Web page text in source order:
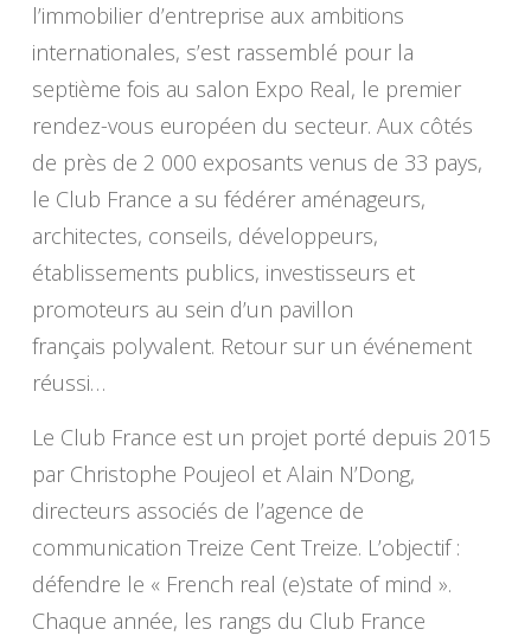
l’immobilier d’entreprise aux ambitions
internationales, s’est rassemblé pour la
septième fois au salon Expo Real, le premier
rendez-vous européen du secteur. Aux côtés
de près de 2 000 exposants venus de 33 pays,
le Club France a su fédérer aménageurs,
architectes, conseils, développeurs,
établissements publics, investisseurs et
promoteurs au sein d’un pavillon
français polyvalent. Retour sur un événement
réussi…
Le Club France est un projet porté depuis 2015
par Christophe Poujeol et Alain N’Dong,
directeurs associés de l’agence de
communication Treize Cent Treize. L’objectif :
défendre le « French real (e)state of mind ».
Chaque année, les rangs du Club France